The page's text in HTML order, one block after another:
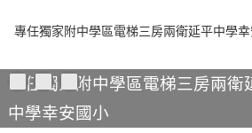
專任獨家附中學區電梯三房兩衛
中學幸安國小